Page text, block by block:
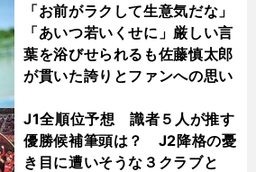
「お前がラクして生意気だな」
「あいつ若いくせに」厳しい言
葉を浴びせられるも佐藤慎太郎
が貫いた誇りとファンへの思い
J1全順位予想 識者５人が推す
優勝候補筆頭は？ J2降格の憂
き目に遭いそうな３クラブと